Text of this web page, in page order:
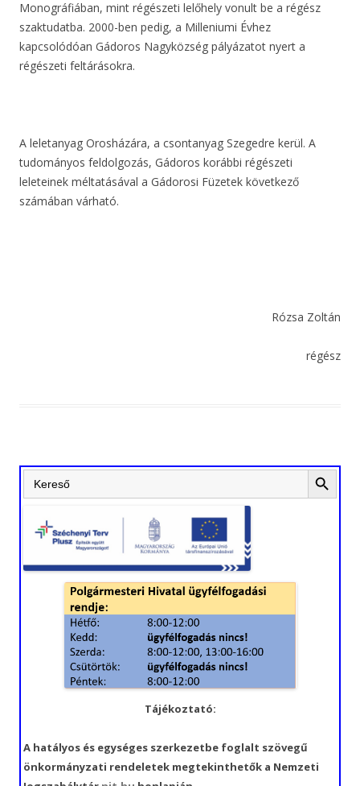
Monográfiában, mint régészeti lelőhely vonult be a régész
szaktudatba. 2000-ben pedig, a Milleniumi Évhez
kapcsolódóan Gádoros Nagyközség pályázatot nyert a
régészeti feltárásokra.
A leletanyag Orosházára, a csontanyag Szegedre kerül. A
tudományos feldolgozás, Gádoros korábbi régészeti
leleteinek méltatásával a Gádorosi Füzetek következő
számában várható.
Rózsa Zoltán
régész
Search
for:
Search Button
Tájékoztató:
A hatályos és egységes szerkezetbe foglalt szövegű
önkormányzati rendeletek megtekinthetők a Nemzeti